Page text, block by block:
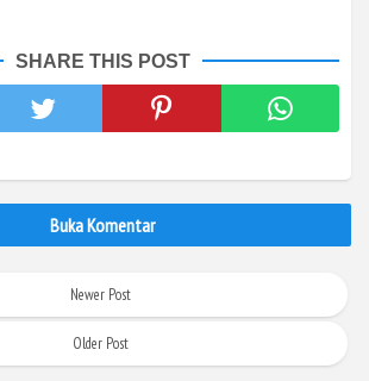
SHARE THIS POST
Buka Komentar
Newer Post
Older Post